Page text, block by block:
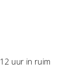
uur in ruim